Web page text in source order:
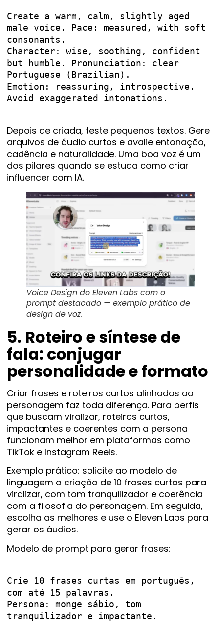
Create a warm, calm, slightly aged
male voice. Pace: measured, with soft
consonants.
Character: wise, soothing, confident
but humble. Pronunciation: clear
Portuguese (Brazilian).
Emotion: reassuring, introspective.
Avoid exaggerated intonations.
Depois de criada, teste pequenos textos. Gere
arquivos de áudio curtos e avalie entonação,
cadência e naturalidade. Uma boa voz é um
dos pilares quando se estuda como criar
influencer com IA.
Voice Design do Eleven Labs com o
prompt destacado — exemplo prático de
design de voz.
5. Roteiro e síntese de
fala: conjugar
personalidade e formato
Criar frases e roteiros curtos alinhados ao
personagem faz toda diferença. Para perfis
que buscam viralizar, roteiros curtos,
impactantes e coerentes com a persona
funcionam melhor em plataformas como
TikTok e Instagram Reels.
Exemplo prático: solicite ao modelo de
linguagem a criação de 10 frases curtas para
viralizar, com tom tranquilizador e coerência
com a filosofia do personagem. Em seguida,
escolha as melhores e use o Eleven Labs para
gerar os áudios.
Modelo de prompt para gerar frases:
Crie 10 frases curtas em português,
com até 15 palavras.
Persona: monge sábio, tom
tranquilizador e impactante.